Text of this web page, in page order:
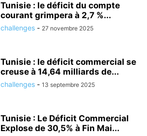
Tunisie : le déficit du compte
courant grimpera à 2,7 %...
challenges - 27 novembre 2025
Tunisie : le déficit commercial se
creuse à 14,64 milliards de...
challenges - 13 septembre 2025
Tunisie : Le Déficit Commercial
Explose de 30,5% à Fin Mai...